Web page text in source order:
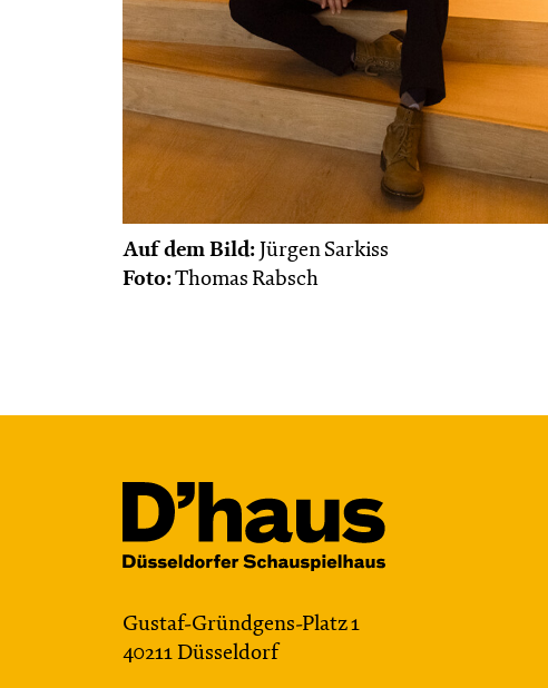
Auf dem Bild: Jürgen Sarkiss
Foto:Thomas Rabsch
Gustaf-Gründgens-Platz 1
40211 Düsseldorf